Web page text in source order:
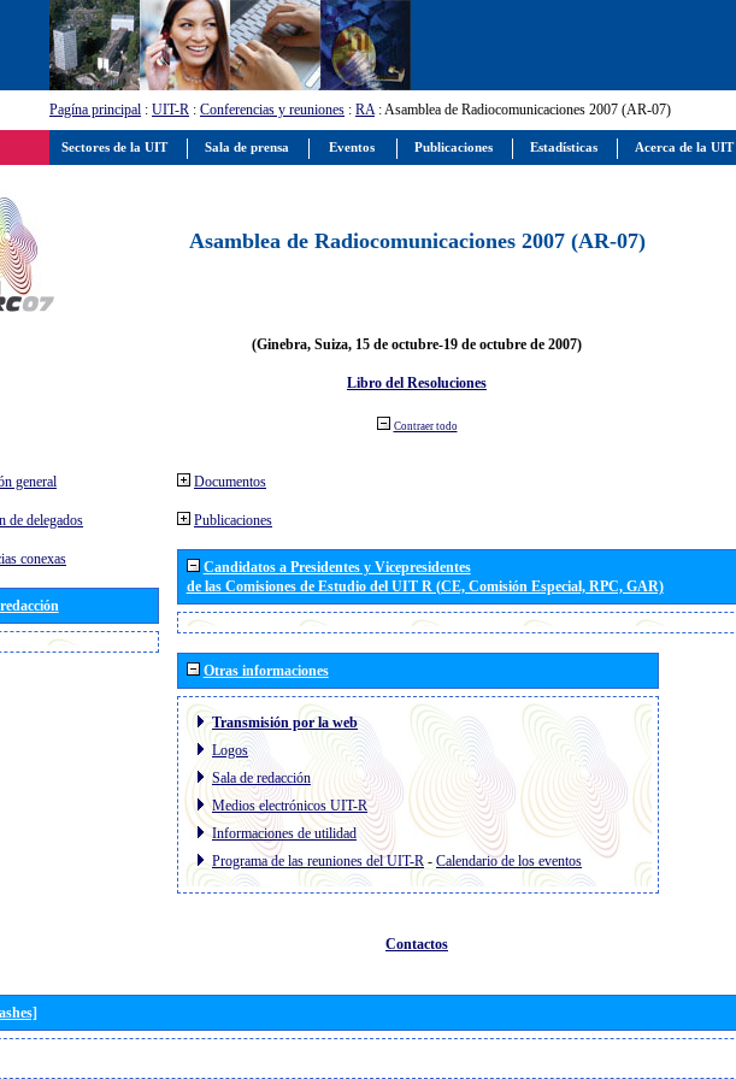
Pagína principal : UIT-R : Conferencias y reuniones : RA: Asamblea de Radiocomunicaciones 2007 (AR-07)
Asamblea de Radiocomunicaciones 2007 (AR-07)
(Ginebra, Suiza, 15 de octubre-19 de octubre de 2007)
Libro del Resoluciones
Contraer todo
general
de delegados
conexas
Documentos
Publicaciones
Candidatos a Presidentes y Vicepresidentes
de las Comisiones de Estudio del UIT R (CE, Comisión Especial, RPC, GAR)
Otras informaciones
Transmisión por la web
Logos
Sala de redacción
Medios electrónicos UIT-R
Informaciones de utilidad
Programa de las reuniones del UIT-R- Calendario de los eventos
Contactos
Sectores de la UIT Sala de prensa Eventos Publicaciones Estadísticas Acerca de la UIT